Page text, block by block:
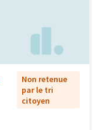
Non retenue
par le tri
citoyen